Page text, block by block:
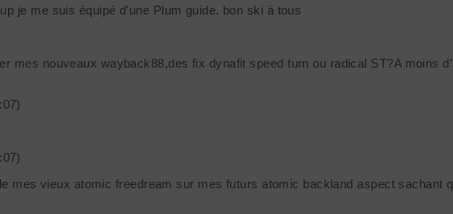
je me suis équipé d'une Plum guide. bon ski à tous
mes nouveaux wayback88,des fix dynafit speed turn ou radical ST?A moins
mes vieux atomic freedream sur mes futurs atomic backland aspect sachant